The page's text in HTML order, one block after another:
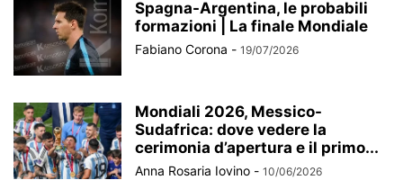
Spagna-Argentina, le probabili
formazioni | La finale Mondiale
Fabiano Corona - 19/07/2026
Mondiali 2026, Messico-
Sudafrica: dove vedere la
cerimonia d’apertura e il primo...
Anna Rosaria Iovino - 10/06/2026